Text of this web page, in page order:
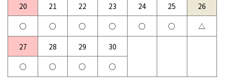
20 21 22 23 24 25 26
27 28 29 30